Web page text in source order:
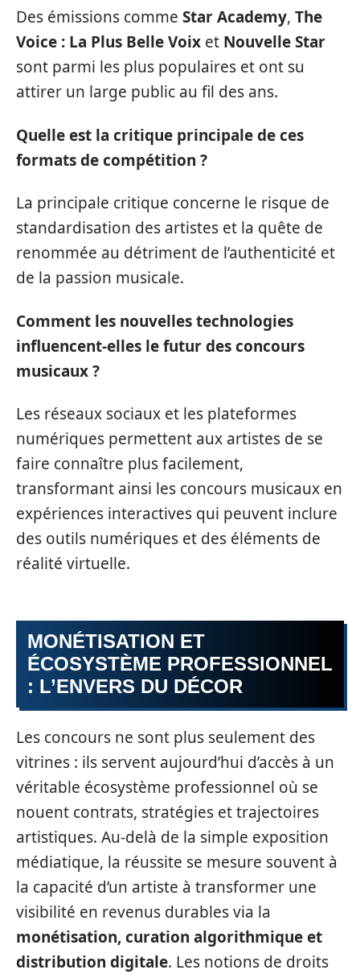
Des émissions comme Star Academy, The
Voice : La Plus Belle Voix et Nouvelle Star
sont parmi les plus populaires et ont su
attirer un large public au fil des ans.
Quelle est la critique principale de ces
formats de compétition ?
La principale critique concerne le risque de
standardisation des artistes et la quête de
renommée au détriment de l’authenticité et
de la passion musicale.
Comment les nouvelles technologies
influencent-elles le futur des concours
musicaux ?
Les réseaux sociaux et les plateformes
numériques permettent aux artistes de se
faire connaître plus facilement,
transformant ainsi les concours musicaux en
expériences interactives qui peuvent inclure
des outils numériques et des éléments de
réalité virtuelle.
MONÉTISATION ET
ÉCOSYSTÈME PROFESSIONNEL
: L’ENVERS DU DÉCOR
Les concours ne sont plus seulement des
vitrines : ils servent aujourd’hui d’accès à un
véritable écosystème professionnel où se
nouent contrats, stratégies et trajectoires
artistiques. Au‑delà de la simple exposition
médiatique, la réussite se mesure souvent à
la capacité d’un artiste à transformer une
visibilité en revenus durables via la
monétisation, curation algorithmique et
distribution digitale. Les notions de droits